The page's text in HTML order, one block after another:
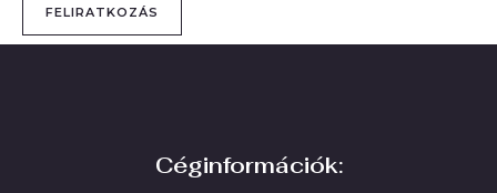
FELIRATKOZÁS
Céginformációk: